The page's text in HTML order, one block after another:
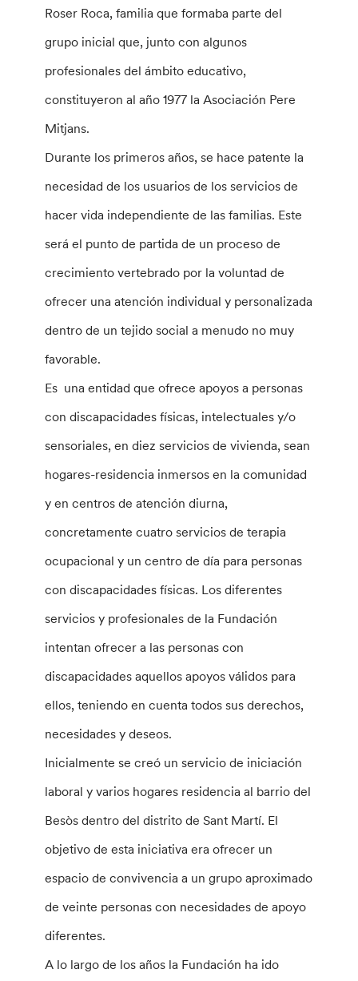
Roser Roca, familia que formaba parte del
grupo inicial que, junto con algunos
profesionales del ámbito educativo,
constituyeron al año 1977 la Asociación Pere
Mitjans.
Durante los primeros años, se hace patente la
necesidad de los usuarios de los servicios de
hacer vida independiente de las familias. Este
será el punto de partida de un proceso de
crecimiento vertebrado por la voluntad de
ofrecer una atención individual y personalizada
dentro de un tejido social a menudo no muy
favorable.
Es una entidad que ofrece apoyos a personas
con discapacidades físicas, intelectuales y/o
sensoriales, en diez servicios de vivienda, sean
hogares-residencia inmersos en la comunidad
y en centros de atención diurna,
concretamente cuatro servicios de terapia
ocupacional y un centro de día para personas
con discapacidades físicas. Los diferentes
servicios y profesionales de la Fundación
intentan ofrecer a las personas con
discapacidades aquellos apoyos válidos para
ellos, teniendo en cuenta todos sus derechos,
necesidades y deseos.
Inicialmente se creó un servicio de iniciación
laboral y varios hogares residencia al barrio del
Besòs dentro del distrito de Sant Martí. El
objetivo de esta iniciativa era ofrecer un
espacio de convivencia a un grupo aproximado
de veinte personas con necesidades de apoyo
diferentes.
A lo largo de los años la Fundación ha ido